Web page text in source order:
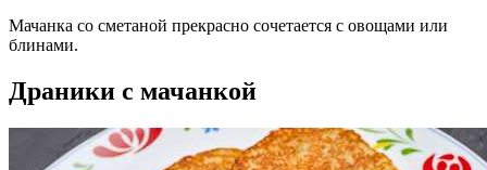
Мачанка со сметаной прекрасно сочетается с овощами или
блинами.
Драники с мачанкой